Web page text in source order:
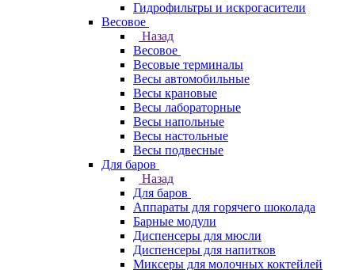
Гидрофильтры и искрогасители
Весовое
Назад
Весовое
Весовые терминалы
Весы автомобильные
Весы крановые
Весы лабораторные
Весы напольные
Весы настольные
Весы подвесные
Для баров
Назад
Для баров
Аппараты для горячего шоколада
Барные модули
Диспенсеры для мюсли
Диспенсеры для напитков
Миксеры для молочных коктейлей